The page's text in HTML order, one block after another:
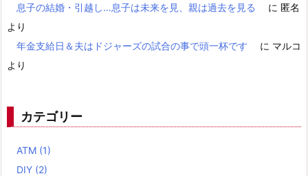
息子の結婚・引越し…息子は未来を見、親は過去を見る
に 匿名
より
年金支給日＆夫はドジャーズの試合の事で頭一杯です
に マルコ
より
カテゴリー
ATM (1)
DIY (2)